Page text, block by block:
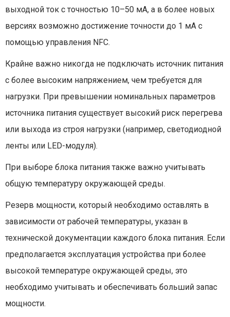
выходной ток с точностью 10–50 мА, а в более новых
версиях возможно достижение точности до 1 мА с
помощью управления NFC.
Крайне важно никогда не подключать источник питания
с более высоким напряжением, чем требуется для
нагрузки. При превышении номинальных параметров
источника питания существует высокий риск перегрева
или выхода из строя нагрузки (например, светодиодной
ленты или LED-модуля).
При выборе блока питания также важно учитывать
общую температуру окружающей среды.
Резерв мощности, который необходимо оставлять в
зависимости от рабочей температуры, указан в
технической документации каждого блока питания. Если
предполагается эксплуатация устройства при более
высокой температуре окружающей среды, это
необходимо учитывать и обеспечивать больший запас
мощности.